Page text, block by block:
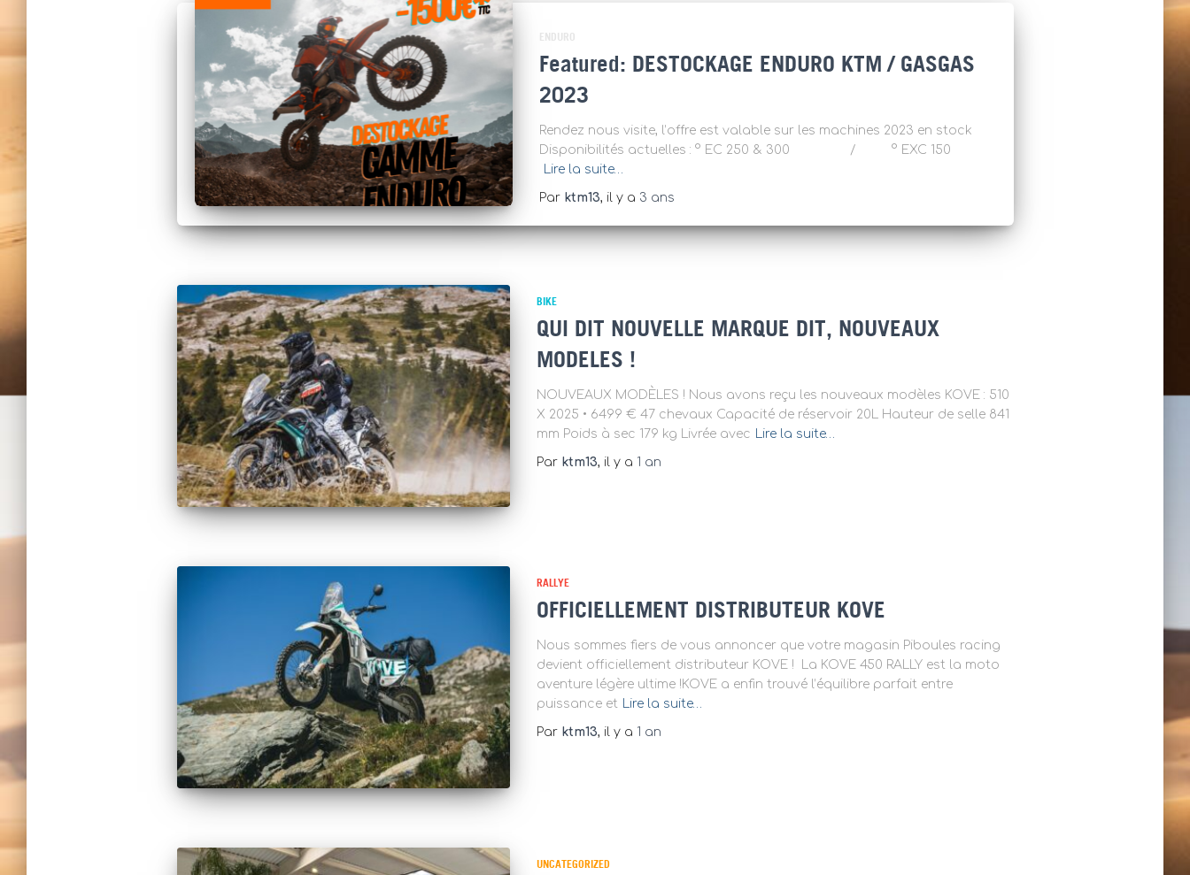
ENDURO
DESTOCKAGE ENDURO KTM / GASGAS
2023
Rendez nous visite, l’offre est valable sur les machines 2023 en stock
Disponibilités actuelles : ° EC 250 & 300 / ° EXC 150
Lire la suite…
Par ktm13, il y a 3 ans
BIKE
QUI DIT NOUVELLE MARQUE DIT, NOUVEAUX
MODELES !
NOUVEAUX MODÈLES ! Nous avons reçu les nouveaux modèles KOVE : 510
X 2025 • 6499 € 47 chevaux Capacité de réservoir 20L Hauteur de selle 841
mm Poids à sec 179 kg Livrée avec Lire la suite…
Par ktm13, il y a 1 an
RALLYE
OFFICIELLEMENT DISTRIBUTEUR KOVE
Nous sommes fiers de vous annoncer que votre magasin Piboules racing
devient officiellement distributeur KOVE ! La KOVE 450 RALLY est la moto
aventure légère ultime !KOVE a enfin trouvé l’équilibre parfait entre
puissance et
Lire la suite…
Par ktm13, il y a 1 an
UNCATEGORIZED